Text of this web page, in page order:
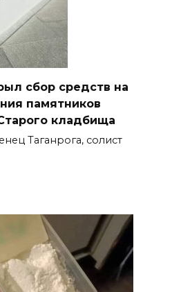
сбор средств на
памятников
кладбища
Таганрога, солист